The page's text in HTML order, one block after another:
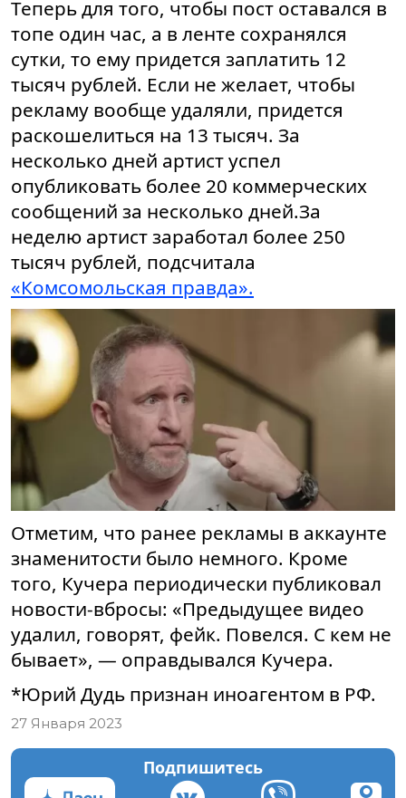
Теперь для того, чтобы пост оставался в
топе один час, а в ленте сохранялся
сутки, то ему придется заплатить 12
тысяч рублей. Если не желает, чтобы
рекламу вообще удаляли, придется
раскошелиться на 13 тысяч. За
несколько дней артист успел
опубликовать более 20 коммерческих
сообщений за несколько дней.За
неделю артист заработал более 250
тысяч рублей, подсчитала
«Комсомольская правда».
Отметим, что ранее рекламы в аккаунте
знаменитости было немного. Кроме
того, Кучера периодически публиковал
новости-вбросы: «Предыдущее видео
удалил, говорят, фейк. Повелся. С кем не
бывает», — оправдывался Кучера.
*Юрий Дудь признан иноагентом в РФ.
27 Января 2023
Подпишитесь